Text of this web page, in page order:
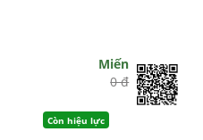
Miến
0 đ
Còn hiệu lực